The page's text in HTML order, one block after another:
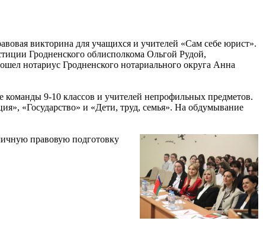
викторина для учащихся и учителей «Сам себе юрист».
Гродненского облисполкома Ольгой Рудой,
нотариус Гродненского нотариального округа Анна
9-10 классов и учителей непрофильных предметов.
«Государство» и «Дети, труд, семья». На обдумывание
правовую подготовку